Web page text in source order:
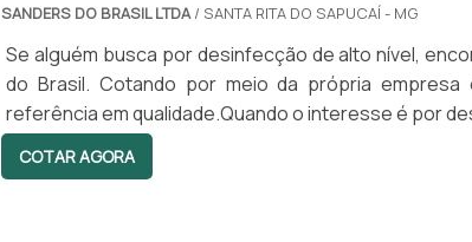
SANDERS DO BRASIL LTDA/ SANTA RITA DO SAPUCAÍ - MG
Se alguém busca por desinfecção de alto nível,
do Brasil. Cotando por meio da própria empresa
referência em qualidade.Quando o interesse é por
Sanders do Brasil irá encontrar excelente
desenvolvidos para servir mais e
COTAR AGORA